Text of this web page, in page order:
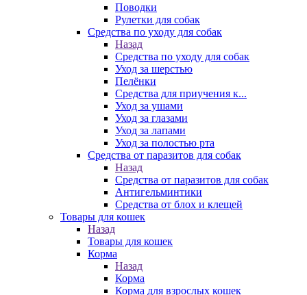
Поводки
Рулетки для собак
Средства по уходу для собак
Назад
Средства по уходу для собак
Уход за шерстью
Пелёнки
Средства для приучения к...
Уход за ушами
Уход за глазами
Уход за лапами
Уход за полостью рта
Средства от паразитов для собак
Назад
Средства от паразитов для собак
Антигельминтики
Средства от блох и клещей
Товары для кошек
Назад
Товары для кошек
Корма
Назад
Корма
Корма для взрослых кошек